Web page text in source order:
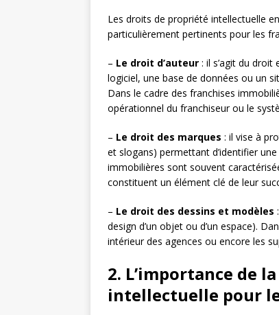
Les droits de propriété intellectuelle
particulièrement pertinents pour les
– Le droit d’auteur : il s’agit du droit
logiciel, une base de données ou un
Dans le cadre des franchises
opérationnel du franchiseur ou le
– Le droit des marques : il vise à
et slogans) permettant d’identifier
immobilières sont souvent
constituent un élément clé de leur
– Le droit des dessins et modèles
design d’un objet ou d’un espace).
intérieur des agences ou encore les
2. L’importance de
intellectuelle pour